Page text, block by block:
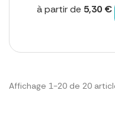
à partir de 5,30 €
Affichage 1-20 de 20